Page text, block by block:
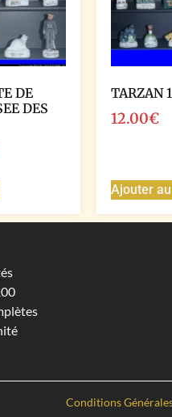
DE
DES
TARZAN
12.00€
Ajouter
Conditions